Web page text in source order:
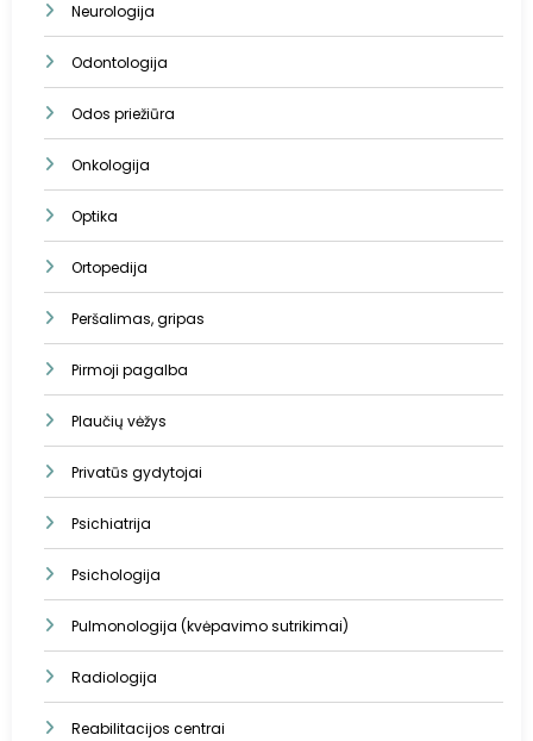
Neurologija
Odontologija
Odos priežiūra
Onkologija
Optika
Ortopedija
Peršalimas, gripas
Pirmoji pagalba
Plaučių vėžys
Privatūs gydytojai
Psichiatrija
Psichologija
Pulmonologija (kvėpavimo sutrikimai)
Radiologija
Reabilitacijos centrai